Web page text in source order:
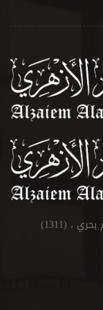
ص.ب ب: 1432 ، جامعة الزعيم الأزهري ، الخرطوم بحري ، (1311)